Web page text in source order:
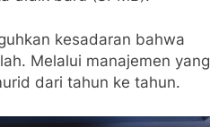
kesadaran bahwa
Melalui manajemen yang
dari tahun ke tahun.